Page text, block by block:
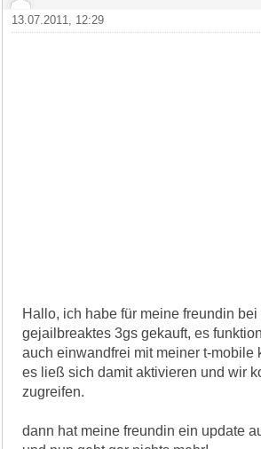
13.07.2011, 12:29
Hallo, ich habe für meine freundin bei
gejailbreaktes 3gs gekauft, es
auch einwandfrei mit meiner t-mobile
es ließ sich damit aktivieren und wir
zugreifen.
dann hat meine freundin ein update